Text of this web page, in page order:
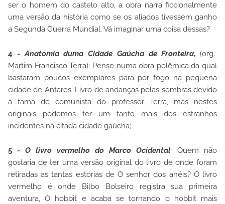
ser o homem do castelo alto, a obra narra ficcionalmente
uma versão da história como se os aliados tivessem ganho
a Segunda Guerra Mundial. Vá imaginar uma coisa dessas?
4 -Anatomia duma Cidade Gaúcha de Fronteira, (org.
Martim Francisco Terra): Pense numa obra polêmica da qual
bastaram poucos exemplares para por fogo na pequena
cidade de Antares. Livro de andanças pelas sombras devido
à fama de comunista do professor Terra, mas nestes
originais podemos ter um tanto mais dos estranhos
incidentes na citada cidade gaúcha;
5 - O livro vermelho do Marco Ocidental: Quem não
gostaria de ter uma versão original do livro de onde foram
retiradas as tantas estórias de O senhor dos anéis? O livro
vermelho é onde Bilbo Bolseiro registra sua primeira
aventura, O hobbit e acaba se tornando o hobbit mais